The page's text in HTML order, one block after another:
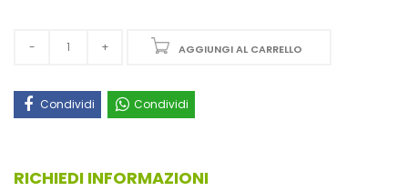
AGGIUNGI AL CARRELLO
Condividi Condividi
RICHIEDI INFORMAZIONI